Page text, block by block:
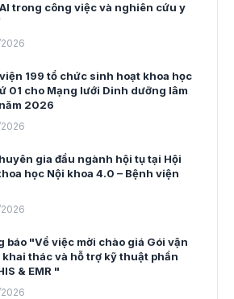
trong công việc và nghiên cứu y
199 tổ chức sinh hoạt khoa học
01 cho Mạng lưới Dinh dưỡng lâm
2026
gia đầu ngành hội tụ tại Hội
học Nội khoa 4.0 – Bệnh viện
báo "Về việc mời chào giá Gói vận
khai thác và hỗ trợ kỹ thuật phần
& EMR "